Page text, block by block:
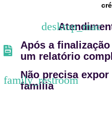
Após a
um relatório
Não precisa
família